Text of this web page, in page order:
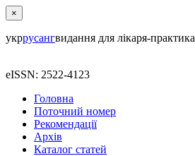
×
укррусангвидання для лікаря-практика
eISSN: 2522-4123
Головна
Поточний номер
Рекомендації
Архів
Каталог статей